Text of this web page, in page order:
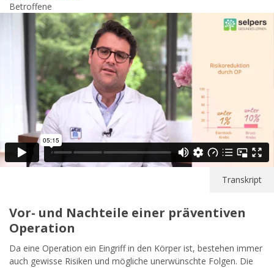
Betroffene
Transkript
Vor- und Nachteile einer präventiven
Operation
Da eine Operation ein Eingriff in den Körper ist, bestehen immer
auch gewisse Risiken und mögliche unerwünschte Folgen. Die